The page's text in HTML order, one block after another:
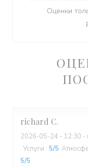
richard C
2026-05-24 - 12:30 -
Услуги : 5/5
5/5
Оценки